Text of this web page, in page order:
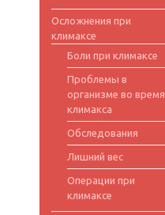
Осложнения при
климаксе
Боли при климаксе
Проблемы в
организме во время
климакса
Обследования
Лишний вес
Операции при
климаксе